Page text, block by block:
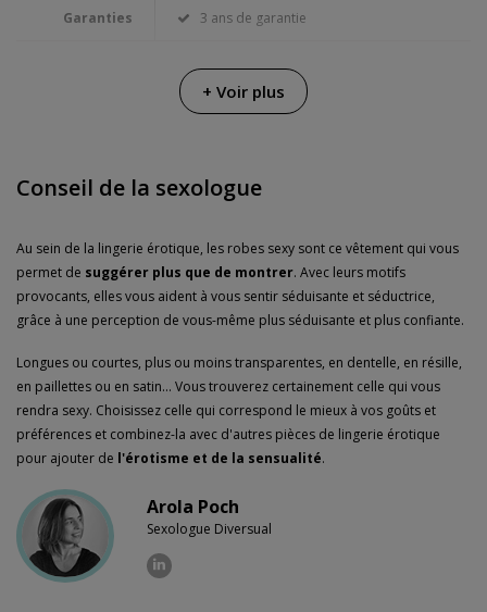
Garanties 3 ans de garantie
+ Voir plus
Conseil de la sexologue
Au sein de la lingerie érotique, les robes sexy sont ce vêtement qui vous
permet de suggérer plus que de montrer. Avec leurs motifs
provocants, elles vous aident à vous sentir séduisante et séductrice,
grâce à une perception de vous-même plus séduisante et plus confiante.
Longues ou courtes, plus ou moins transparentes, en dentelle, en résille,
en paillettes ou en satin... Vous trouverez certainement celle qui vous
rendra sexy. Choisissez celle qui correspond le mieux à vos goûts et
préférences et combinez-la avec d'autres pièces de lingerie érotique
pour ajouter de l'érotisme et de la sensualité.
Arola Poch
Sexologue Diversual